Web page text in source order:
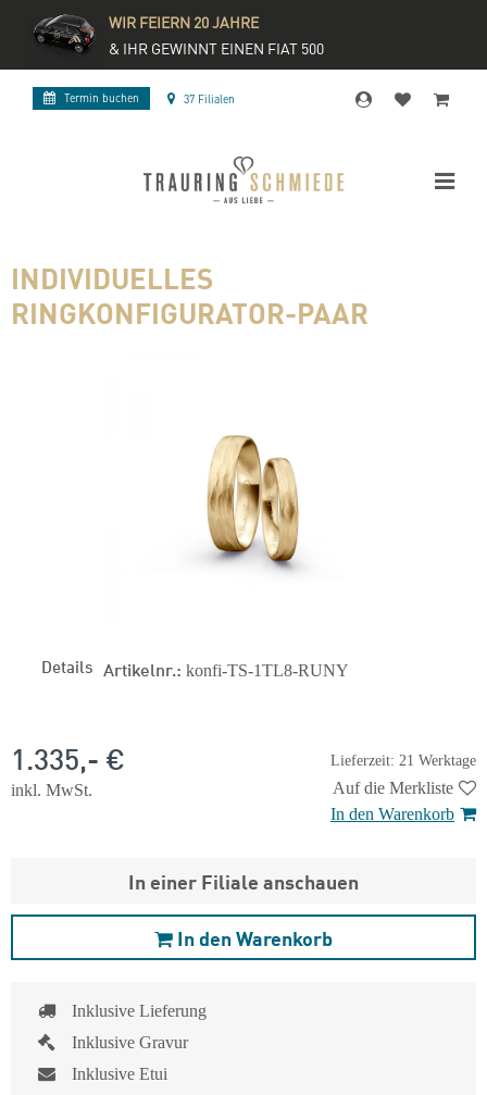
WIR FEIERN 20 JAHRE
& IHR GEWINNT EINEN FIAT 500
Termin buchen 37 Filialen
INDIVIDUELLES
RINGKONFIGURATOR-PAAR
Details Artikelnr.: konfi-TS-1TL8-RUNY
Lieferzeit: 21 Werktage
1.335,- €
inkl. MwSt.
Auf die Merkliste
In den Warenkorb
In einer Filiale anschauen
In den Warenkorb
Inklusive Lieferung
Inklusive Gravur
Inklusive Etui